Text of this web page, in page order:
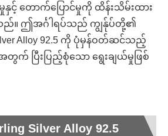
နှင့် တောက်ပြောင်မှုကို ထိန်းသိမ်းထား
သည်။ ဤအင်္ဂါရပ်သည် ကျွန်ုပ်တို့၏
Alloy 92.5 ကို ပုံမှန်ဝတ်ဆင်သည့်
က် ပြီးပြည့်စုံသော ရွေးချယ်မှုဖြစ်
Silver Alloy 92.5